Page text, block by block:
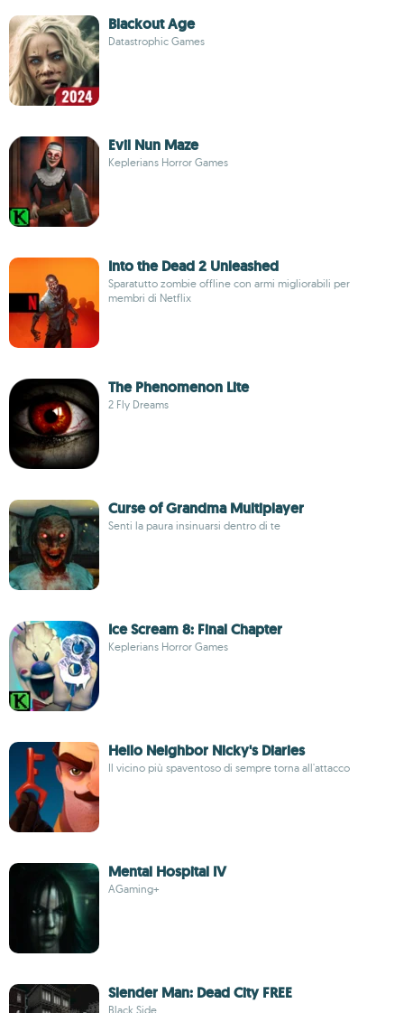
Blackout Age
Datastrophic Games
Evil Nun Maze
Keplerians Horror Games
Into the Dead 2 Unleashed
Sparatutto zombie offline con armi migliorabili per
membri di Netflix
The Phenomenon Lite
2 Fly Dreams
Curse of Grandma Multiplayer
Senti la paura insinuarsi dentro di te
Ice Scream 8: Final Chapter
Keplerians Horror Games
Hello Neighbor Nicky's Diaries
Il vicino più spaventoso di sempre torna all'attacco
Mental Hospital IV
AGaming+
Slender Man: Dead City FREE
Black Side